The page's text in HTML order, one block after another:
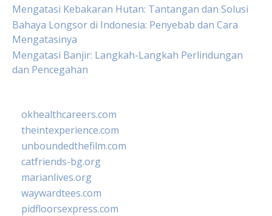
Mengatasi Kebakaran Hutan: Tantangan dan Solusi
Bahaya Longsor di Indonesia: Penyebab dan Cara
Mengatasinya
Mengatasi Banjir: Langkah-Langkah Perlindungan
dan Pencegahan
okhealthcareers.com
theintexperience.com
unboundedthefilm.com
catfriends-bg.org
marianlives.org
waywardtees.com
pidfloorsexpress.com